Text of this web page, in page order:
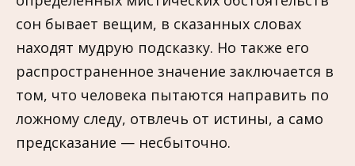
сон бывает вещим, в сказанных словах
находят мудрую подсказку. Но также его
распространенное значение заключается в
том, что человека пытаются направить по
ложному следу, отвлечь от истины, а само
предсказание — несбыточно.